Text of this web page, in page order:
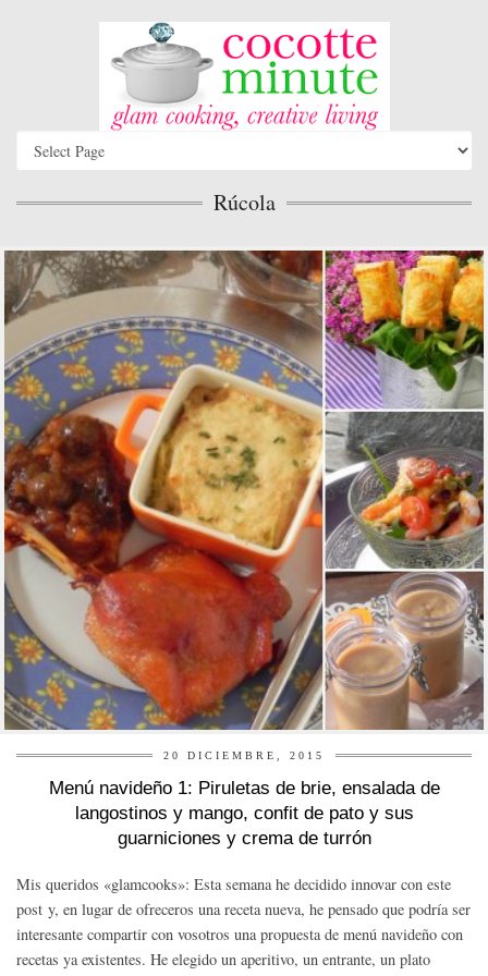
Rúcola
20 DICIEMBRE, 2015
Menú navideño 1: Piruletas de brie, ensalada de
langostinos y mango, confit de pato y sus
guarniciones y crema de turrón
Mis queridos «glamcooks»: Esta semana he decidido innovar con este
post y, en lugar de ofreceros una receta nueva, he pensado que podría ser
interesante compartir con vosotros una propuesta de menú navideño con
recetas ya existentes. He elegido un aperitivo, un entrante, un plato